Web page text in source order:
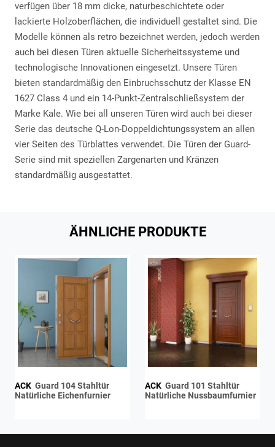
verfügen über 18 mm dicke, naturbeschichtete oder
lackierte Holzoberflächen, die individuell gestaltet sind. Die
Modelle können als retro bezeichnet werden, jedoch werden
auch bei diesen Türen aktuelle Sicherheitssysteme und
technologische Innovationen eingesetzt. Unsere Türen
bieten standardmäßig den Einbruchsschutz der Klasse EN
1627 Class 4 und ein 14-Punkt-Zentralschließsystem der
Marke Kale. Wie bei all unseren Türen wird auch bei dieser
Serie das deutsche Q-Lon-Doppeldichtungssystem an allen
vier Seiten des Türblattes verwendet. Die Türen der Guard-
Serie sind mit speziellen Zargenarten und Kränzen
standardmäßig ausgestattet.
ÄHNLICHE PRODUKTE
ACK
Natürliche Eichenfurnier
ACK
Natürliche Nussbaumfurnier